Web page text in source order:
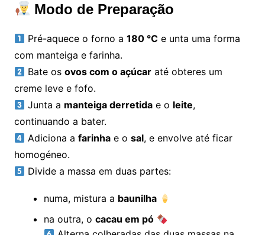
Modo de Preparação
Pré-aquece o forno a180 °C e unta uma forma
com manteiga e farinha.
Bate osovos com o açúcar até obteres um
creme leve e fofo.
Junta a manteiga derretida e o leite,
continuando a bater.
Adiciona afarinha e osal, e envolve até ficar
homogéneo.
Divide a massa em duas partes:
numa, mistura a baunilha
na outra, o cacau em pó